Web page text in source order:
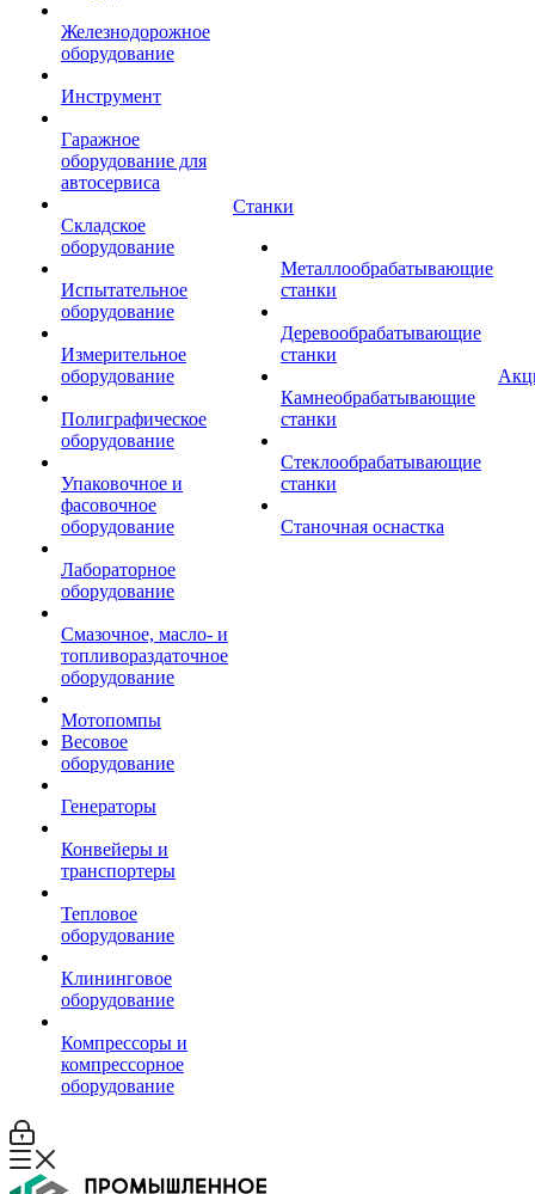
Железнодорожное
оборудование
Инструмент
Гаражное
оборудование для
автосервиса
Складское
оборудование
Испытательное
оборудование
Измерительное
оборудование
Полиграфическое
оборудование
Упаковочное и
фасовочное
оборудование
Лабораторное
оборудование
Смазочное, масло- и
топливораздаточное
оборудование
Мотопомпы
Весовое
оборудование
Генераторы
Конвейеры и
транспортеры
Тепловое
оборудование
Клининговое
оборудование
Компрессоры и
компрессорное
оборудование
Станки
Металлообрабатывающие
станки
Деревообрабатывающие
станки
Камнеобрабатывающие
станки
Стеклообрабатывающие
станки
Станочная оснастка